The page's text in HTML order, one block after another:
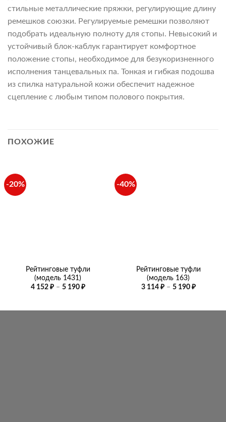
стильные металлические пряжки, регулирующие длину
ремешков союзки. Регулируемые ремешки позволяют
подобрать идеальную полноту для стопы. Невысокий и
устойчивый блок-каблук гарантирует комфортное
положение стопы, необходимое для безукоризненного
исполнения танцевальных па. Тонкая и гибкая подошва
из спилка натуральной кожи обеспечит надежное
сцепление с любым типом полового покрытия.
ПОХОЖИЕ
-20%
Рейтинговые туфли
(модель 1431)
4 152 ₽ – 5 190 ₽Диапазон
-40%
Рейтинговые туфли
(модель 163)
3 114 ₽ – 5 190 ₽